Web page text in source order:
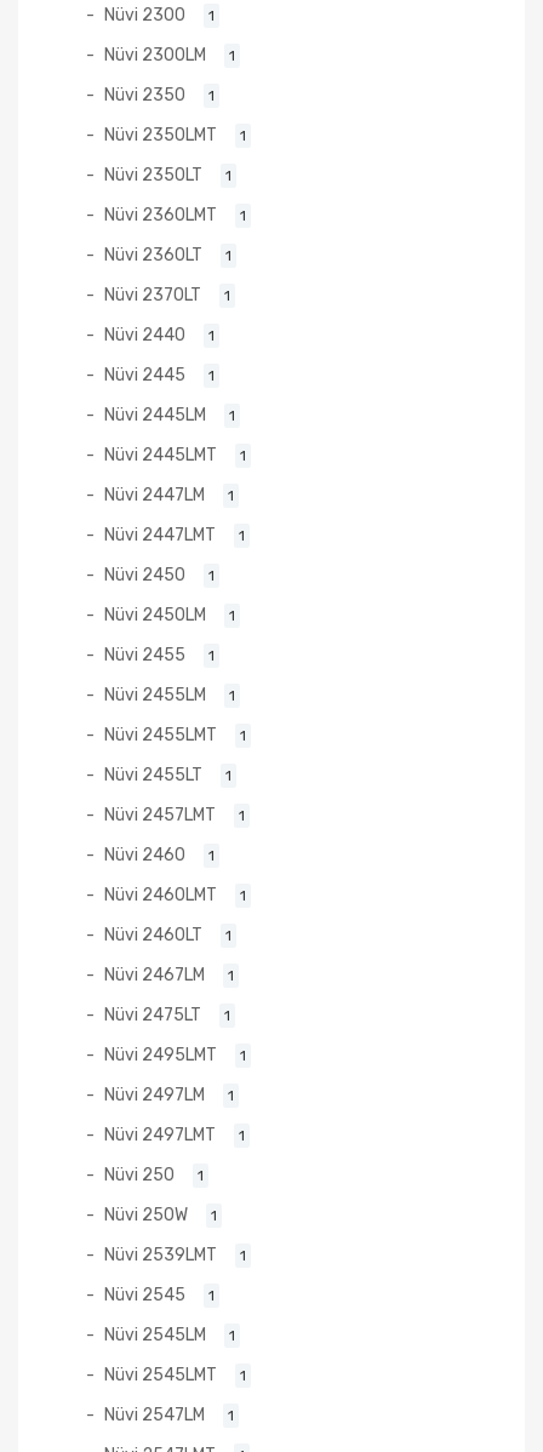
Nüvi 2300 1
Nüvi 2300LM 1
Nüvi 2350 1
Nüvi 2350LMT 1
Nüvi 2350LT 1
Nüvi 2360LMT 1
Nüvi 2360LT 1
Nüvi 2370LT 1
Nüvi 2440 1
Nüvi 2445 1
Nüvi 2445LM 1
Nüvi 2445LMT 1
Nüvi 2447LM 1
Nüvi 2447LMT 1
Nüvi 2450 1
Nüvi 2450LM 1
Nüvi 2455 1
Nüvi 2455LM 1
Nüvi 2455LMT 1
Nüvi 2455LT 1
Nüvi 2457LMT 1
Nüvi 2460 1
Nüvi 2460LMT 1
Nüvi 2460LT 1
Nüvi 2467LM 1
Nüvi 2475LT 1
Nüvi 2495LMT 1
Nüvi 2497LM 1
Nüvi 2497LMT 1
Nüvi 250 1
Nüvi 250W 1
Nüvi 2539LMT 1
Nüvi 2545 1
Nüvi 2545LM 1
Nüvi 2545LMT 1
Nüvi 2547LM 1